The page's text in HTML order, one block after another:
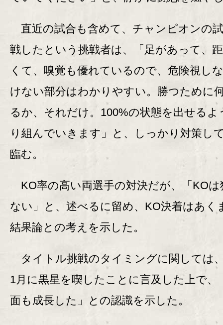
直近の試合も含めて、チャンピオンの
戦したという挑戦者は、「足があって、
くて、嗅覚も優れているので、危険視し
けない部分はわかりやすい。勝つために
るか、それだけ。100%の状態を出せるよ
り組んでいきます」と、しっかり対策し
臨む。
KO率の高い両選手の対決だが、「KOは
ない」と、述べるに留め、KO決着はあく
結果論との考えを示した。
タイトル挑戦のタイミングに関しては
1月に黒星を喫したことに言及した上で、
面も成長した」との認識を示した。